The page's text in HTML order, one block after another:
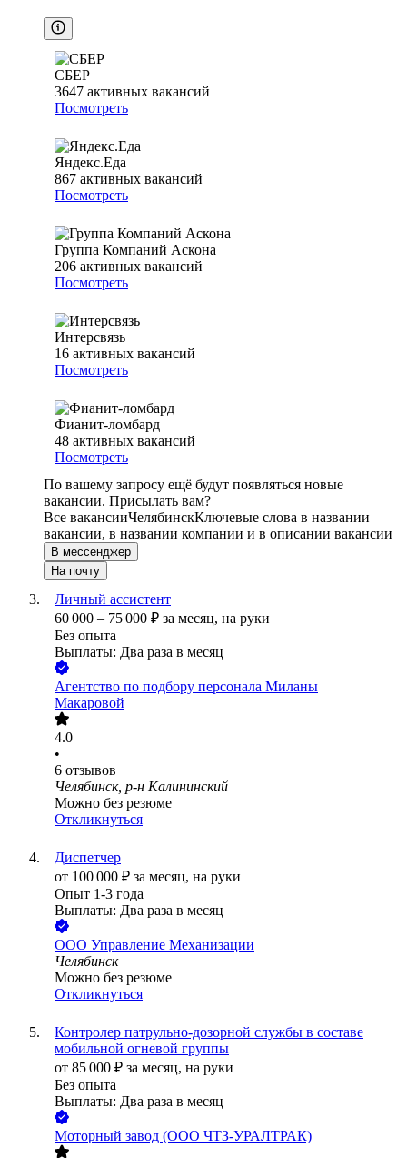
СБЕР
3647 активных вакансий
Посмотреть
Яндекс.Еда
867 активных вакансий
Посмотреть
Группа Компаний Аскона
206 активных вакансий
Посмотреть
Интерсвязь
16 активных вакансий
Посмотреть
Фианит-ломбард
48 активных вакансий
Посмотреть
По вашему запросу ещё будут появляться новые
вакансии. Присылать вам?
Все вакансииЧелябинскКлючевые слова в названии
вакансии, в названии компании и в описании вакансии
В мессенджер
На почту
Личный ассистент
60 000 – 75 000 ₽ за месяц, на руки
Без опыта
Выплаты: Два раза в месяц
Агентство по подбору персонала Миланы
Макаровой
4.0
•
6 отзывов
Челябинск, р-н Калининский
Можно без резюме
Откликнуться
Диспетчер
от 100 000 ₽ за месяц, на руки
Опыт 1-3 года
Выплаты: Два раза в месяц
ООО Управление Механизации
Челябинск
Можно без резюме
Откликнуться
Контролер патрульно-дозорной службы в составе
мобильной огневой группы
от 85 000 ₽ за месяц, на руки
Без опыта
Выплаты: Два раза в месяц
Моторный завод (ООО ЧТЗ-УРАЛТРАК)